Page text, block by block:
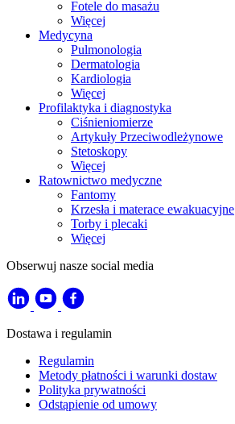
Fotele do masażu
Więcej
Medycyna
Pulmonologia
Dermatologia
Kardiologia
Więcej
Profilaktyka i diagnostyka
Ciśnieniomierze
Artykuły Przeciwodleżynowe
Stetoskopy
Więcej
Ratownictwo medyczne
Fantomy
Krzesła i materace ewakuacyjne
Torby i plecaki
Więcej
Obserwuj nasze social media
Dostawa i regulamin
Regulamin
Metody płatności i warunki dostaw
Polityka prywatności
Odstąpienie od umowy